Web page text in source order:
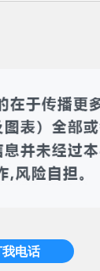
电话